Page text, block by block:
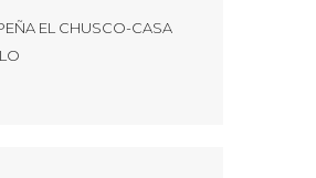
EL CHUSCO-CASA